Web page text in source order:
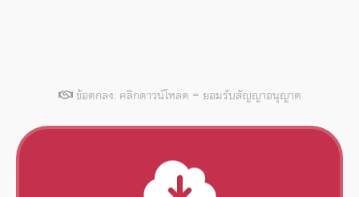
ข้อตกลง: คลิกดาวน์โหลด = ยอมรับสัญญาอนุญาต